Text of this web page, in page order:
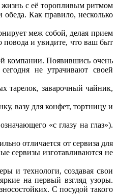
жизнь с её торопливым ритмом
Как правило, несколько
меж собой, делая прием
повода и увидите, что ваш быт
компании. Появившись очень
не утрачивают своей
тарелок, заварочный чайник,
вазу для конфет, тортницу и
«с глазу на глаз»).
отличается от сервиза для
сервизы изготавливаются не
и технологи, создавая свои
на первый взгляд узоры.
С посудой такого